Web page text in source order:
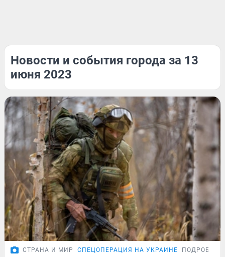
Новости и события города за 13
июня 2023
СТРАНА И МИР СПЕЦОПЕРАЦИЯ НА УКРАИНЕ